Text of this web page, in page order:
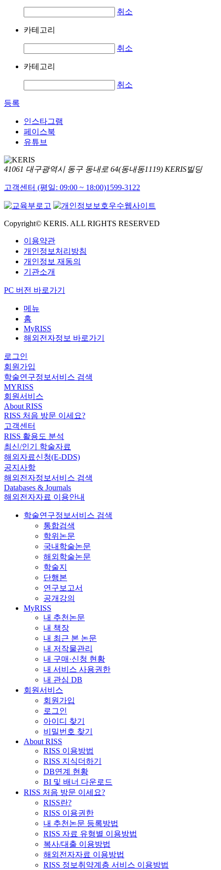
취소
카테고리
취소
카테고리
취소
등록
인스타그램
페이스북
유튜브
41061 대구광역시 동구 동내로 64(동내동1119) KERIS빌딩
고객센터 (평일: 09:00 ~ 18:00)1599-3122
Copyright© KERIS. ALL RIGHTS RESERVED
이용약관
개인정보처리방침
개인정보 재동의
기관소개
PC 버전 바로가기
메뉴
홈
MyRISS
해외전자정보 바로가기
로그인
회원가입
학술연구정보서비스 검색
MYRISS
회원서비스
About RISS
RISS 처음 방문 이세요?
고객센터
RISS 활용도 분석
최신/인기 학술자료
해외자료신청(E-DDS)
공지사항
해외전자정보서비스 검색
Databases & Journals
해외전자자료 이용안내
학술연구정보서비스 검색
통합검색
학위논문
국내학술논문
해외학술논문
학술지
단행본
연구보고서
공개강의
MyRISS
내 추천논문
내 책장
내 최근 본 논문
내 저작물관리
내 구매·신청 현황
내 서비스 사용권한
내 관심 DB
회원서비스
회원가입
로그인
아이디 찾기
비밀번호 찾기
About RISS
RISS 이용방법
RISS 지식더하기
DB연계 현황
BI 및 배너 다운로드
RISS 처음 방문 이세요?
RISS란?
RISS 이용권한
내 추천논문 등록방법
RISS 자료 유형별 이용방법
복사/대출 이용방법
해외전자자료 이용방법
RISS 정보취약계층 서비스 이용방법